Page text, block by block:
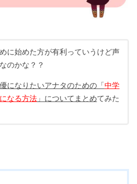
に始めた方が有利っていうけど声
のかな？？
になりたいアナタのための「 中学
なる方法」についてまとめてみた